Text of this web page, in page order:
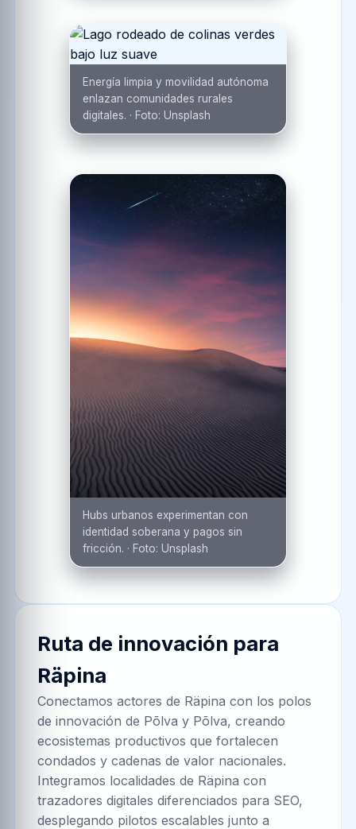
Energía limpia y movilidad autónoma
enlazan comunidades rurales
digitales. · Foto: Unsplash
Hubs urbanos experimentan con
identidad soberana y pagos sin
fricción. · Foto: Unsplash
Ruta de innovación para
Räpina
Conectamos actores de Räpina con los polos
de innovación de Põlva y Põlva, creando
ecosistemas productivos que fortalecen
condados y cadenas de valor nacionales.
Integramos localidades de Räpina con
trazadores digitales diferenciados para SEO,
desplegando pilotos escalables junto a